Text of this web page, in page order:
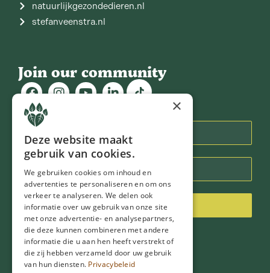
natuurlijkgezondedieren.nl
stefanveenstra.nl
Join our community
Nieuwsbrief
Inschrijven
×
Deze website maakt
gebruik van cookies.
We gebruiken cookies om inhoud en
advertenties te personaliseren en om ons
verkeer te analyseren. We delen ook
informatie over uw gebruik van onze site
met onze advertentie- en analysepartners,
die deze kunnen combineren met andere
informatie die u aan hen heeft verstrekt of
die zij hebben verzameld door uw gebruik
van hun diensten. Privacybeleid